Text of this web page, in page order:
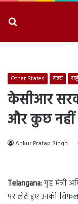
Other States राज्य
केसीआर
और कुछ नहीं
Ankur Pratap Singh
Telangana:गृह मंत्री
पर लेते हुए उनकी